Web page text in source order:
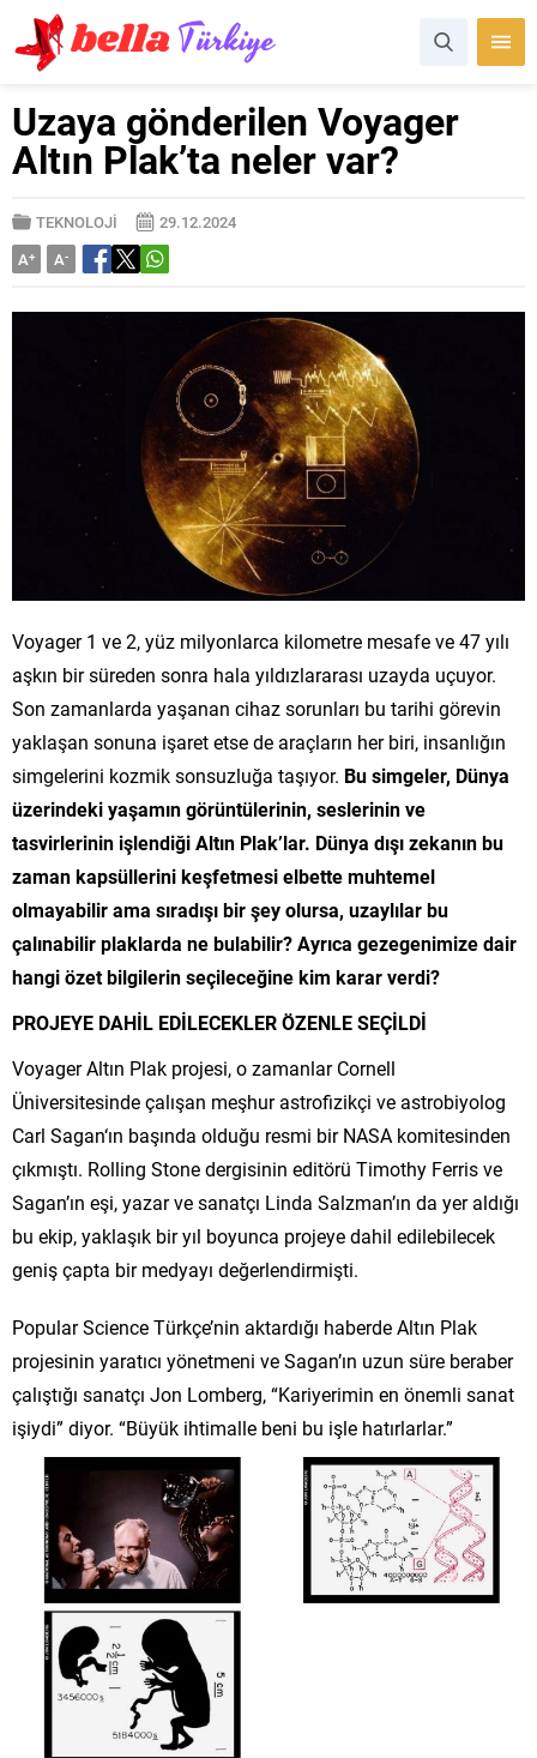
Uzaya gönderilen Voyager
Altın Plak’ta neler var?
TEKNOLOJİ
29.12.2024
A+ A-
Voyager 1 ve 2, yüz milyonlarca kilometre mesafe ve 47 yılı
aşkın bir süreden sonra hala yıldızlararası uzayda uçuyor.
Son zamanlarda yaşanan cihaz sorunları bu tarihi görevin
yaklaşan sonuna işaret etse de araçların her biri, insanlığın
simgelerini kozmik sonsuzluğa taşıyor. Bu simgeler, Dünya
üzerindeki yaşamın görüntülerinin, seslerinin ve
tasvirlerinin işlendiği Altın Plak’lar. Dünya dışı zekanın bu
zaman kapsüllerini keşfetmesi elbette muhtemel
olmayabilir ama sıradışı bir şey olursa, uzaylılar bu
çalınabilir plaklarda ne bulabilir? Ayrıca gezegenimize dair
hangi özet bilgilerin seçileceğine kim karar verdi?
PROJEYE DAHİL EDİLECEKLER ÖZENLE SEÇİLDİ
Voyager Altın Plak projesi, o zamanlar Cornell
Üniversitesinde çalışan meşhur astrofizikçi ve astrobiyolog
Carl Sagan‘ın başında olduğu resmi bir NASA komitesinden
çıkmıştı. Rolling Stone dergisinin editörü Timothy Ferris ve
Sagan’ın eşi, yazar ve sanatçı Linda Salzman’ın da yer aldığı
bu ekip, yaklaşık bir yıl boyunca projeye dahil edilebilecek
geniş çapta bir medyayı değerlendirmişti.
Popular Science Türkçe’nin aktardığı haberde Altın Plak
projesinin yaratıcı yönetmeni ve Sagan’ın uzun süre beraber
çalıştığı sanatçı Jon Lomberg, “Kariyerimin en önemli sanat
işiydi” diyor. “Büyük ihtimalle beni bu işle hatırlarlar.”